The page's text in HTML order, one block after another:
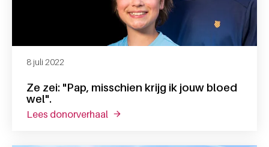
Ze zei: "Pap, misschien krijg ik jouw bloed
wel".
8 juli 2022
lees donorverhaal over ze zei: "pap, misschien krijg ik